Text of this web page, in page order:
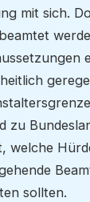
mit sich.
zu
welche
sollten.